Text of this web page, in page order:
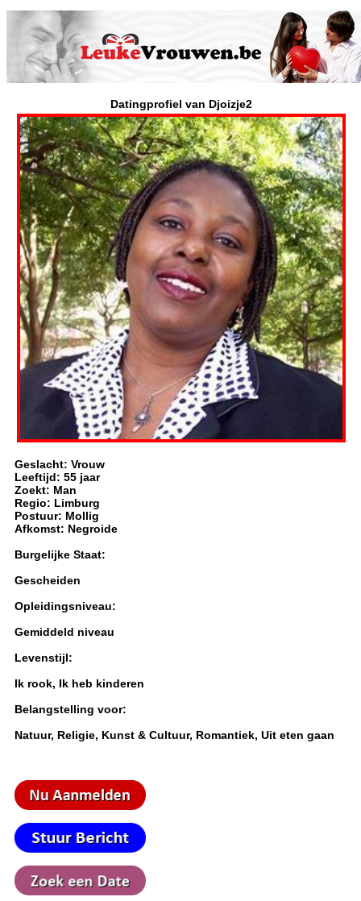
Datingprofiel van Djoizje2
Geslacht: Vrouw
Leeftijd: 55 jaar
Zoekt: Man
Regio: Limburg
Postuur: Mollig
Afkomst: Negroide
Burgelijke Staat:
Gescheiden
Opleidingsniveau:
Gemiddeld niveau
Levenstijl:
Ik rook, Ik heb kinderen
Belangstelling voor:
Natuur, Religie, Kunst & Cultuur, Romantiek, Uit eten gaan